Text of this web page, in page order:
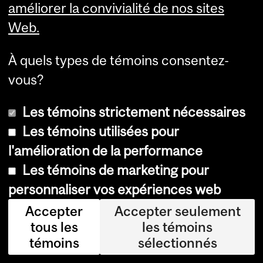
no
uv
ell
es
rs
pe
cti
ve
s.
Lire
l'article
améliorer la convivialité de nos sites
Web.
À quels types de témoins consentez-
vous?
Les témoins strictement nécessaires
Les témoins utilisées pour
l'amélioration de la performance
Les témoins de marketing pour
personnaliser vos expériences web
Accepter
tous les
témoins
Accepter seulement
les témoins
sélectionnés